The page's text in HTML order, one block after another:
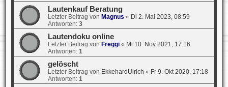
Lautenkauf Beratung
Letzter Beitrag von Magnus « Di 2. Mai 2023, 08:59
Antworten: 3
Lautendoku online
Letzter Beitrag von Freggi« Mi 10. Nov 2021, 17:16
Antworten: 1
gelöscht
Letzter Beitrag von EkkehardUlrich « Fr 9. Okt 2020, 17:18
Antworten: 1